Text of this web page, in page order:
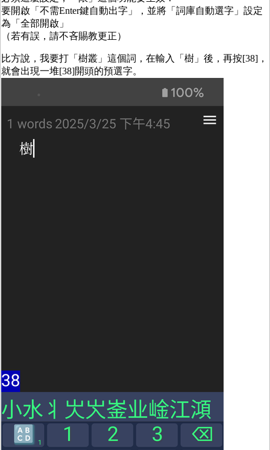
要開啟「不需Enter鍵自動出字」，並將「詞庫自動選字」設定
為「全部開啟」
（若有誤，請不吝賜教更正）
比方說，我要打「樹叢」這個詞，在輸入「樹」後，再按[38]，
就會出現一堆[38]開頭的預選字。